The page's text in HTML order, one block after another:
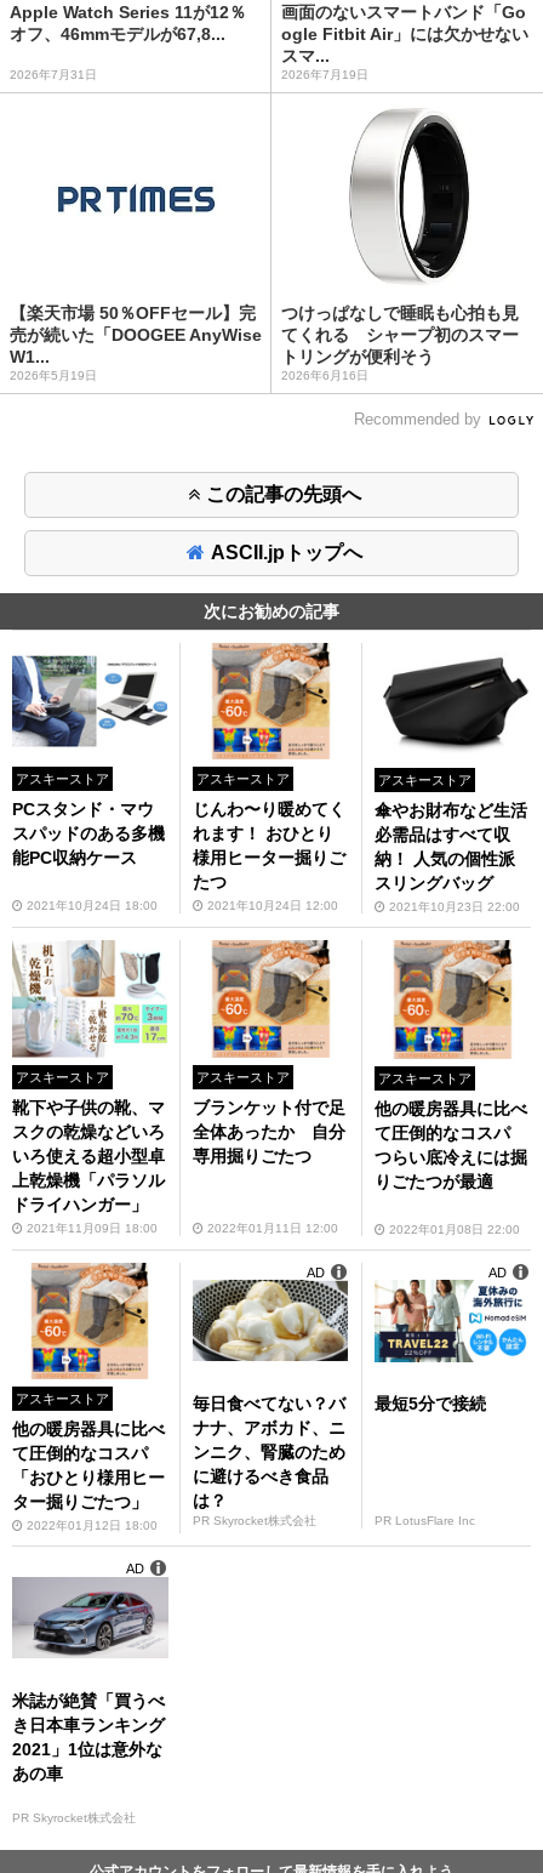
Apple Watch Series 11が12％
オフ、46mmモデルが67,8...
2026年7月31日
画面のないスマートバンド「Go
ogle Fitbit Air」には欠かせない
スマ...
2026年7月19日
【楽天市場 50％OFFセール】完
売が続いた「DOOGEE AnyWise
W1...
2026年5月19日
つけっぱなしで睡眠も心拍も見
てくれる シャープ初のスマー
トリングが便利そう
2026年6月16日
Recommended by
この記事の先頭へ
ASCII.jpトップへ
次にお勧めの記事
アスキーストア
PCスタンド・マウ
スパッドのある多機
能PC収納ケース
2021年10月24日 18:00
アスキーストア
じんわ〜り暖めてく
れます！ おひとり
様用ヒーター掘りご
たつ
2021年10月24日 12:00
アスキーストア
傘やお財布など生活
必需品はすべて収
納！ 人気の個性派
スリングバッグ
2021年10月23日 22:00
アスキーストア
靴下や子供の靴、マ
スクの乾燥などいろ
いろ使える超小型卓
上乾燥機「パラソル
ドライハンガー」
2021年11月09日 18:00
アスキーストア
ブランケット付で足
全体あったか 自分
専用掘りごたつ
2022年01月11日 12:00
アスキーストア
他の暖房器具に比べ
て圧倒的なコスパ
つらい底冷えには掘
りごたつが最適
2022年01月08日 22:00
アスキーストア
他の暖房器具に比べ
て圧倒的なコスパ
「おひとり様用ヒー
ター掘りごたつ」
2022年01月12日 18:00
毎日食べてない？バ
ナナ、アボカド、ニ
ンニク、腎臓のため
に避けるべき食品
は？
PR Skyrocket株式会社
AD
最短5分で接続
PR LotusFlare Inc
AD
米誌が絶賛「買うべ
き日本車ランキング
2021」1位は意外な
あの車
PR Skyrocket株式会社
AD